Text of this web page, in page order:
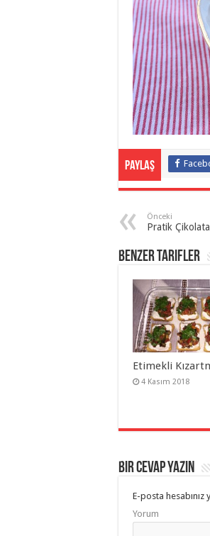
Paylaş
Önceki
Pratik
Benzer Tarifler
Etimekli
4 Kasım 2018
Bir cevap yazın
E-posta hesabınız
Yorum